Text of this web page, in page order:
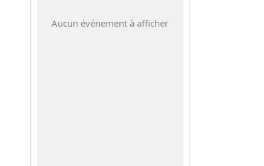
Aucun événement à afficher